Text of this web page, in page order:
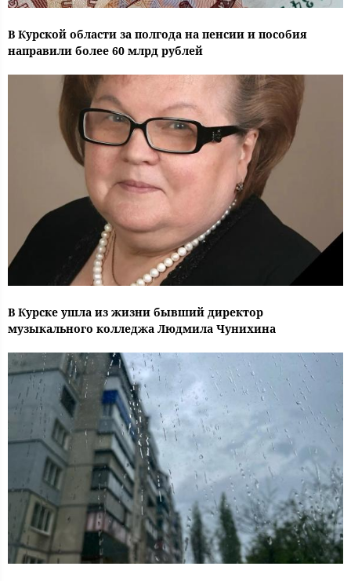
В Курской области за полгода на пенсии и пособия
направили более 60 млрд рублей
В Курске ушла из жизни бывший директор
музыкального колледжа Людмила Чунихина